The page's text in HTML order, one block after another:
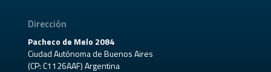
Dirección
Pacheco de Melo 2084
Ciudad Autónoma de Buenos Aires
(CP: C1126AAF) Argentina